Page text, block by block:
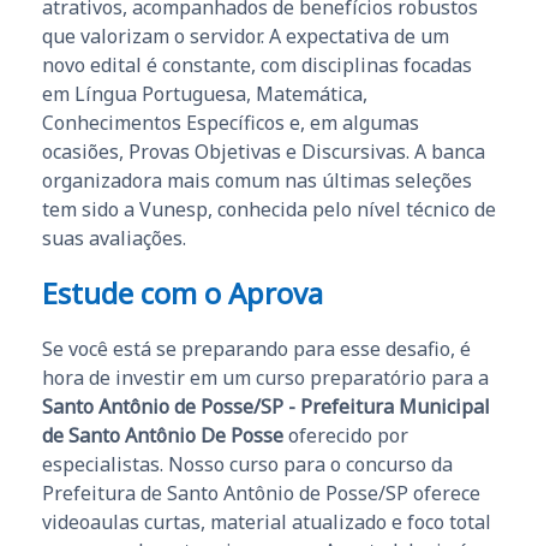
atrativos, acompanhados de benefícios robustos
que valorizam o servidor. A expectativa de um
novo edital é constante, com disciplinas focadas
em Língua Portuguesa, Matemática,
Conhecimentos Específicos e, em algumas
ocasiões, Provas Objetivas e Discursivas. A banca
organizadora mais comum nas últimas seleções
tem sido a Vunesp, conhecida pelo nível técnico de
suas avaliações.
Estude com o Aprova
Se você está se preparando para esse desafio, é
hora de investir em um curso preparatório para a
Santo Antônio de Posse/SP - Prefeitura Municipal
de Santo Antônio De Posseoferecido por
especialistas. Nosso curso para o concurso da
Prefeitura de Santo Antônio de Posse/SP oferece
videoaulas curtas, material atualizado e foco total